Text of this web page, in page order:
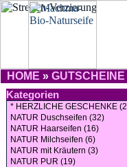
HOME » GUTSCHEINE
Kategorien
* HERZLICHE GESCHENKE
NATUR Duschseifen (32)
NATUR Haarseifen (16)
NATUR Milchseifen (6)
NATUR mit Kräutern (3)
NATUR PUR (19)